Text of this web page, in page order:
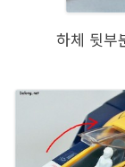
하체 뒷부